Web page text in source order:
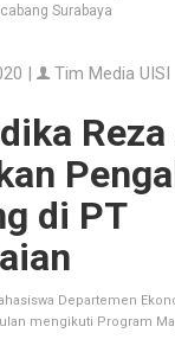
Surabaya
| Tim Media UISI
di PT
Departemen
mengikuti Program